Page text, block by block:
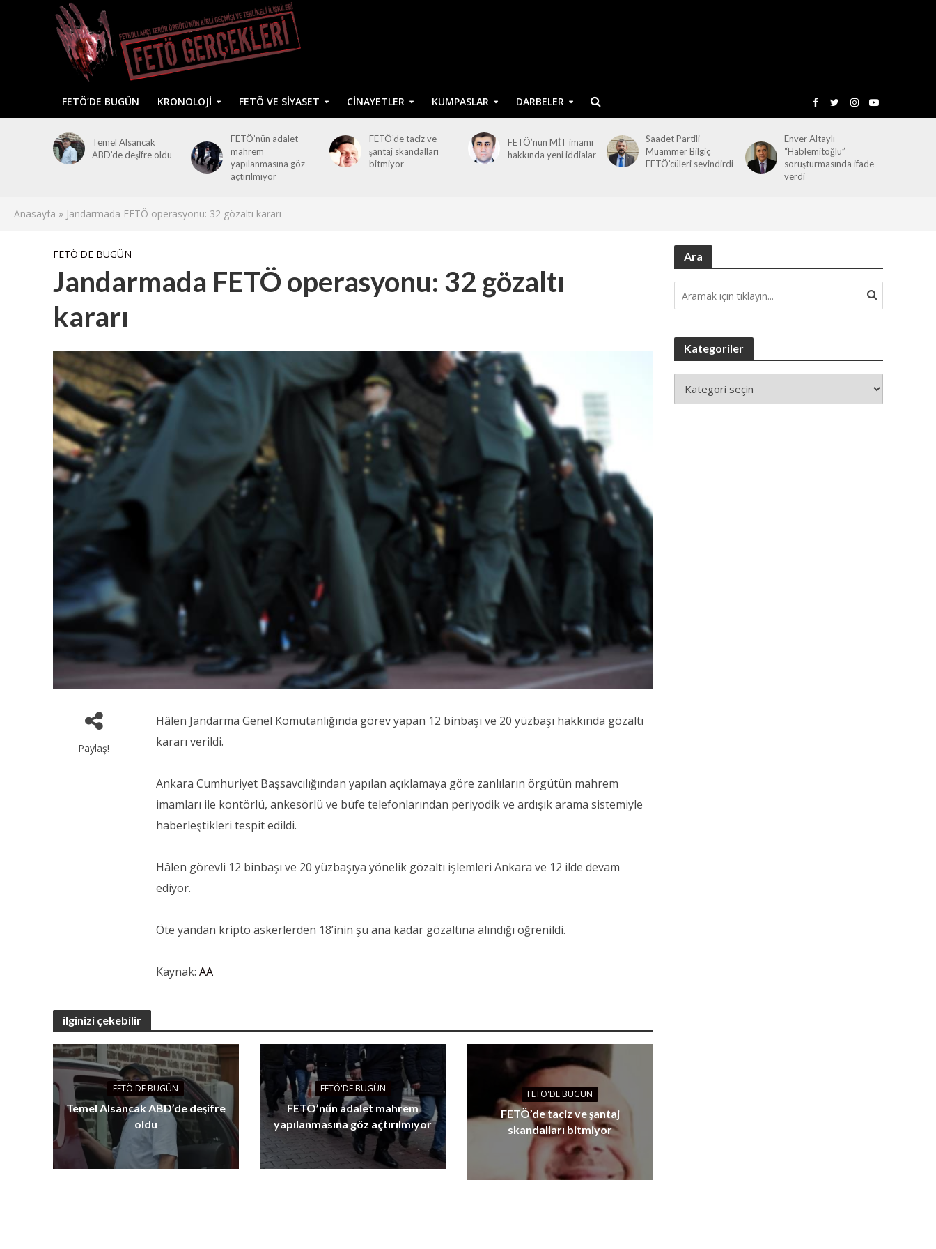
FETÖ’DE BUGÜN KRONOLOJI FETÖ VE SIYASET CINAYETLER KUMPASLAR DARBELER
Temel Alsancak
ABD’de deşifre oldu
FETÖ’nün adalet
mahrem
yapılanmasına göz
açtırılmıyor
FETÖ’de taciz ve
şantaj skandalları
bitmiyor
FETÖ’nün MİT imamı
hakkında yeni iddialar
Saadet Partili
Muammer Bilgiç
FETÖ’cüleri sevindirdi
Enver Altaylı
“Hablemitoğlu”
soruşturmasında ifade
verdi
Anasayfa » Jandarmada FETÖ operasyonu: 32 gözaltı kararı
FETÖ'DE BUGÜN
Jandarmada FETÖ operasyonu: 32 gözaltı
kararı
Paylaş!
Hâlen Jandarma Genel Komutanlığında görev yapan 12 binbaşı ve 20 yüzbaşı hakkında gözaltı
kararı verildi.
Ankara Cumhuriyet Başsavcılığından yapılan açıklamaya göre zanlıların örgütün mahrem
imamları ile kontörlü, ankesörlü ve büfe telefonlarından periyodik ve ardışık arama sistemiyle
haberleştikleri tespit edildi.
Hâlen görevli 12 binbaşı ve 20 yüzbaşıya yönelik gözaltı işlemleri Ankara ve 12 ilde devam
ediyor.
Öte yandan kripto askerlerden 18’inin şu ana kadar gözaltına alındığı öğrenildi.
Kaynak:AA
ilginizi çekebilir
FETÖ'DE BUGÜN
Temel Alsancak ABD’de deşifre
oldu
FETÖ'DE BUGÜN
FETÖ’nün adalet mahrem
yapılanmasına göz açtırılmıyor
FETÖ'DE BUGÜN
FETÖ’de taciz ve şantaj
skandalları bitmiyor
Ara
Kategoriler